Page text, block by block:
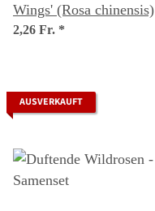
Wings' (Rosa chinensis)
Samen
2,26 Fr. *
AUSVERKAUFT